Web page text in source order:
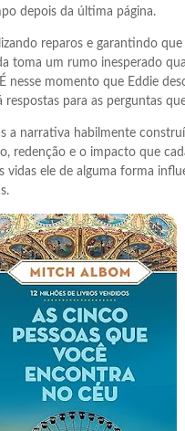
depois da última página.
reparos e garantindo
toma um rumo inesperado
nesse momento que Eddie
para as perguntas
a narrativa habilmente
redenção e o impacto que
vidas ele de alguma forma